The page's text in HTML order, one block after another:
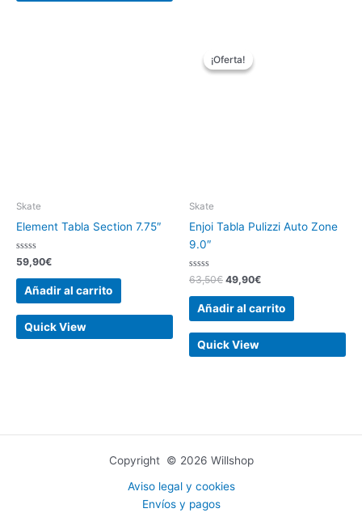
Skate
Element Tabla Section 7.75″
Valorado
con
0
59,90€
Añadir al carrito
Quick View
¡Oferta!
¡Oferta!
Skate
Enjoi Tabla Pulizzi Auto Zone
9.0″
Valorado
con
0
63,50€
precio
original
49,90€
Añadir al carrito
Quick View
Copyright © 2026 Willshop
Aviso legal y cookies
Envíos y pagos